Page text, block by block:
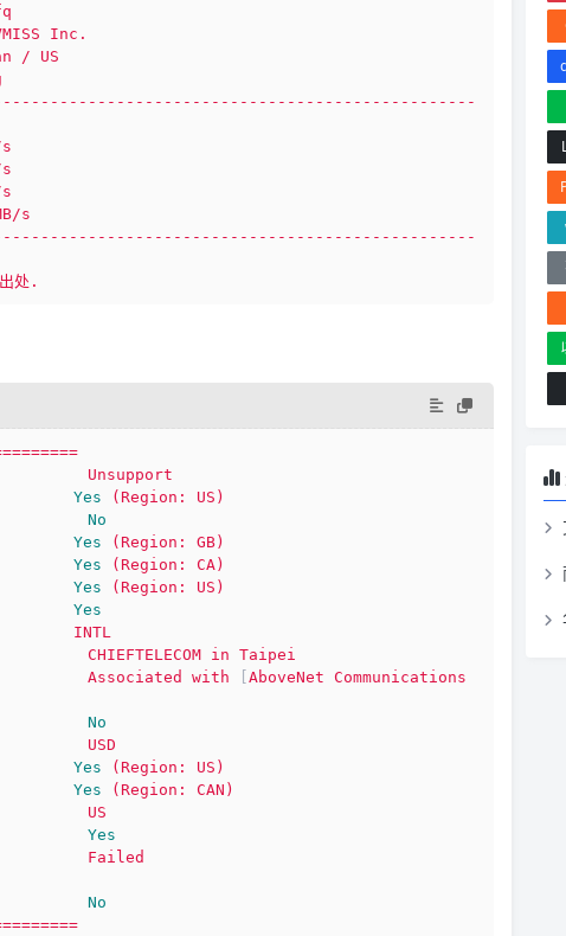
Inc.
/
US
s
s
s
处.
Unsupport
Yes (Region:
US)
No
Yes (Region:
GB)
Yes (Region:
CA)
Yes (Region:
US)
Yes
INTL
CHIEFTELECOM in Taipei
Associated with AboveNet Communications
No
USD
Yes (Region:
US)
Yes (Region:
CAN)
US
Yes
Failed
No